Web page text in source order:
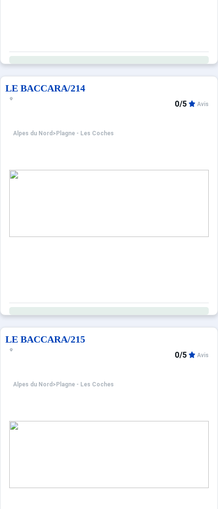
LE BACCARA/214
Alpes du Nord > Plagne - Les Coches
0/5 Avis
LE BACCARA/215
Alpes du Nord > Plagne - Les Coches
0/5 Avis